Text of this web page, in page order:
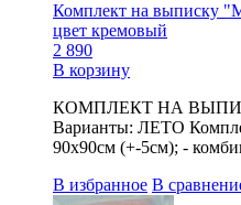
Комплект на выписку
цвет кремовый
2 890
В корзину
КОМПЛЕКТ НА
Варианты: ЛЕТО
90х90см (+-5см); -
В избранное В